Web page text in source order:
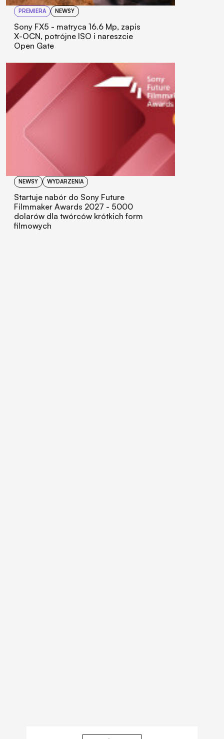
PREMIERA NEWSY
Sony FX5 - matryca 16.6 Mp, zapis
X-OCN, potrójne ISO i nareszcie
Open Gate
NEWSY WYDARZENIA
Startuje nabór do Sony Future
Filmmaker Awards 2027 - 5000
dolarów dla twórców krótkich form
filmowych